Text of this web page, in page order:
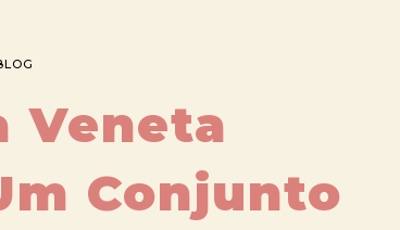
Veneta
Conjunto